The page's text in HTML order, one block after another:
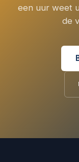
een uur weet
de